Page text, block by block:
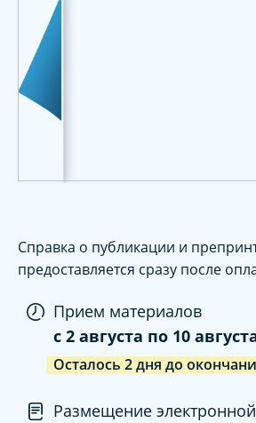
Справка о публикации и
предоставляется сразу после
Прием материалов
c 2 августа по 10
Осталось 2дня до
Размещение